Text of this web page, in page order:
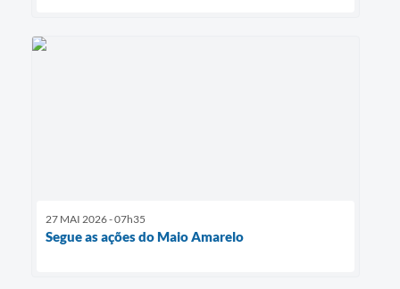
27 MAI 2026 - 07h35
Segue as ações do Maio Amarelo